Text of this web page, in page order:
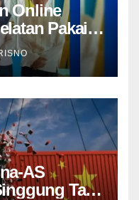
Online
Pakai
Rambu
Liar
AS
Tarif